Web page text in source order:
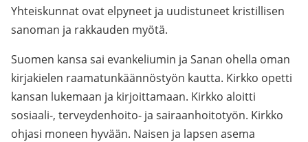
Yhteiskunnat ovat elpyneet ja uudistuneet kristillisen
sanoman ja rakkauden myötä.
Suomen kansa sai evankeliumin ja Sanan ohella oman
kirjakielen raamatunkäännöstyön kautta. Kirkko opetti
kansan lukemaan ja kirjoittamaan. Kirkko aloitti
sosiaali-, terveydenhoito- ja sairaanhoitotyön. Kirkko
ohjasi moneen hyvään. Naisen ja lapsen asema